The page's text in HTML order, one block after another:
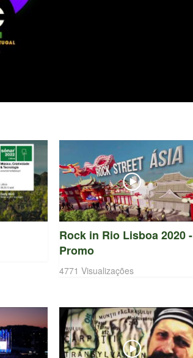
Rock in Rio Lisboa 2020 -
Promo
4771 Visualizações